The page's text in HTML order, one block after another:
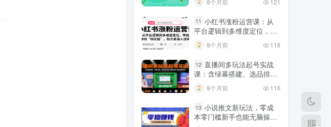
巧
8个月前 121
11 小红书涨粉运营课：从
平台逻辑到多维度定位，传
人逆袭8个月前 118
12 直播间多玩法起号实战
课：含绿幕搭建、选品排
规调整技巧
8个月前 116
13 小说推文新玩法，零成
本零门槛新手也能无脑操